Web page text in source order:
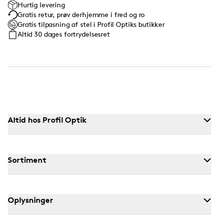
Hurtig levering
Gratis retur, prøv derhjemme i fred og ro
Gratis tilpasning af stel i Profil Optiks butikker
Altid 30 dages fortrydelsesret
Altid hos Profil Optik
Sortiment
Oplysninger